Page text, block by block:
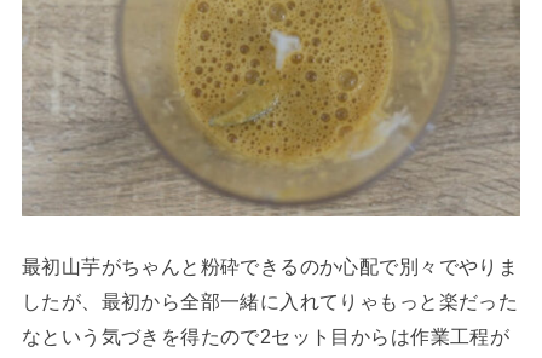
最初山芋がちゃんと粉砕できるのか心配で別々でやりま
したが、最初から全部一緒に入れてりゃもっと楽だった
なという気づきを得たので2セット目からは作業工程が